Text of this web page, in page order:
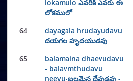
lokamulo ఎవరికి ఎవరు ఈ
లోకములో
64
dayagala hrudayudavu
దయగల హృదయుడవు
65
balamaina dhaevudavu
- balavmthudavu
neevu-బలమైన దేవుడవు -